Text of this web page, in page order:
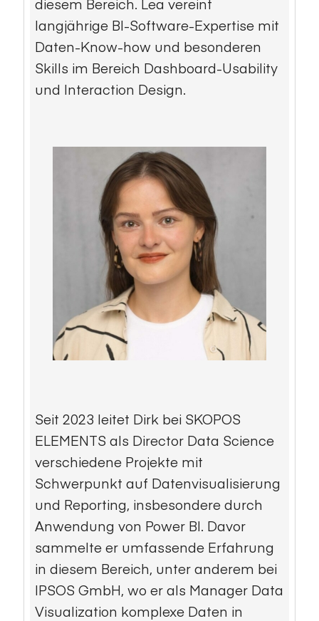
diesem Bereich. Lea vereint
langjährige BI-Software-Expertise mit
Daten-Know-how und besonderen
Skills im Bereich Dashboard-Usability
und Interaction Design.
Seit 2023 leitet Dirk bei SKOPOS
ELEMENTS als Director Data Science
verschiedene Projekte mit
Schwerpunkt auf Datenvisualisierung
und Reporting, insbesondere durch
Anwendung von Power BI. Davor
sammelte er umfassende Erfahrung
in diesem Bereich, unter anderem bei
IPSOS GmbH, wo er als Manager Data
Visualization komplexe Daten in